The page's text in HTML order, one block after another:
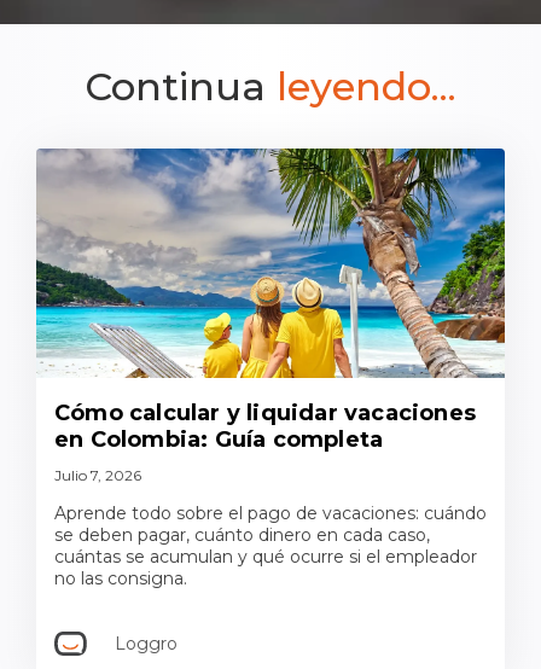
Continua leyendo...
Cómo calcular y liquidar vacaciones
en Colombia: Guía completa
Julio 7, 2026
Aprende todo sobre el pago de vacaciones: cuándo
se deben pagar, cuánto dinero en cada caso,
cuántas se acumulan y qué ocurre si el empleador
no las consigna.
Loggro